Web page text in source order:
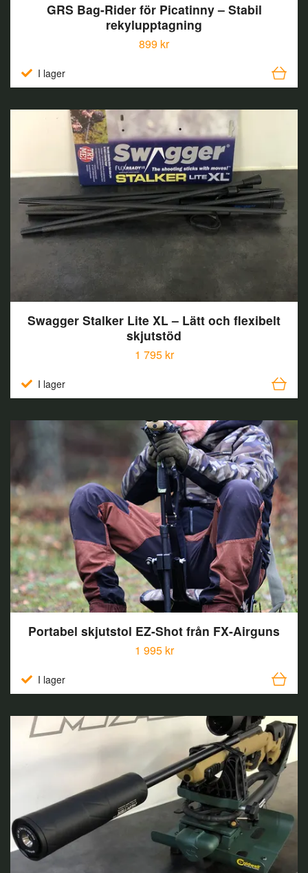
GRS Bag-Rider för Picatinny – Stabil
rekylupptagning
899 kr
I lager
Swagger Stalker Lite XL – Lätt och flexibelt
skjutstöd
1 795 kr
I lager
Portabel skjutstol EZ-Shot från FX-Airguns
1 995 kr
I lager